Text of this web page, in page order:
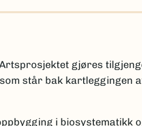
gjøres
står bak kartleggingen
i biosystematikk